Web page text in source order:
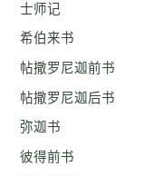
士师记
希伯来书
帖撒罗尼迦前书
帖撒罗尼迦后书
弥迦书
彼得前书